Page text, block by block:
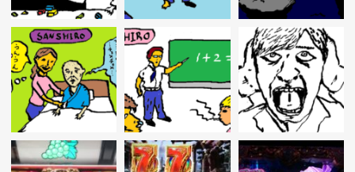
ョ
ン